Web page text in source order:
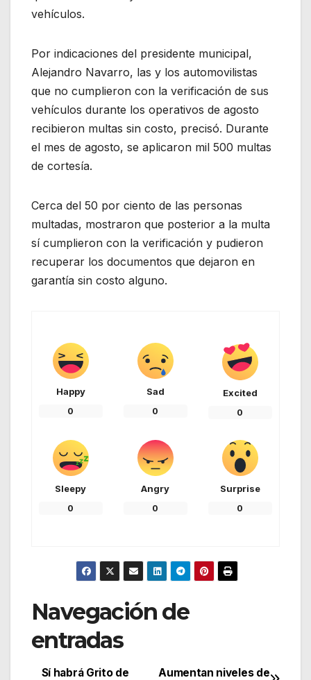
vehículos.
Por indicaciones del presidente municipal,
Alejandro Navarro, las y los automovilistas
que no cumplieron con la verificación de sus
vehículos durante los operativos de agosto
recibieron multas sin costo, precisó. Durante
el mes de agosto, se aplicaron mil 500 multas
de cortesía.
Cerca del 50 por ciento de las personas
multadas, mostraron que posterior a la multa
sí cumplieron con la verificación y pudieron
recuperar los documentos que dejaron en
garantía sin costo alguno.
Happy
0
Sad
0
Excited
0
Sleepy
0
Angry
0
Surprise
0
Navegación de
entradas
Aumentan niveles de
Sí habrá Grito de